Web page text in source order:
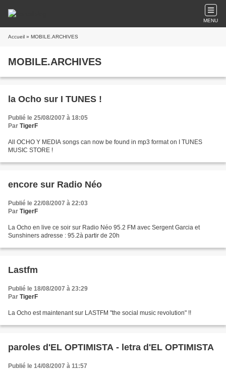
MENU
Accueil » MOBILE.ARCHIVES
MOBILE.ARCHIVES
la Ocho sur I TUNES !
Publié le 25/08/2007 à 18:05
Par TigerF
All OCHO Y MEDIA songs can now be found in mp3 format on I TUNES
MUSIC STORE !
encore sur Radio Néo
Publié le 22/08/2007 à 22:03
Par TigerF
La Ocho en live ce soir sur Radio Néo 95.2 FM avec Sergent Garcia et
Sunshiners adresse : 95.2à partir de 20h
Lastfm
Publié le 18/08/2007 à 23:29
Par TigerF
La Ocho est maintenant sur LASTFM "the social music revolution" !!
paroles d'EL OPTIMISTA - letra d'EL OPTIMISTA
Publié le 14/08/2007 à 11:57